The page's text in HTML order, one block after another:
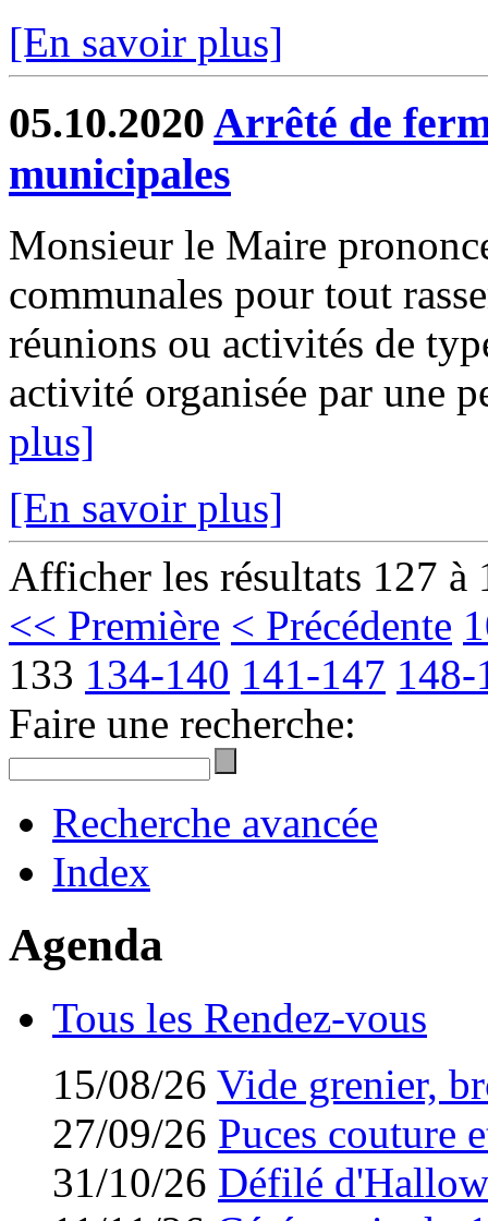
[En savoir plus]
05.10.2020 Arrêté de
municipales
Monsieur le Maire
communales pour tout
réunions ou activités de
activité organisée par une
plus]
[En savoir plus]
Afficher les résultats 127 à
<< Première < Précédente
133 134-140 141-147 148-
Faire une recherche:
Recherche avancée
Index
Agenda
Tous les Rendez-vous
15/08/26 Vide grenier,
27/09/26 Puces couture
31/10/26 Défilé